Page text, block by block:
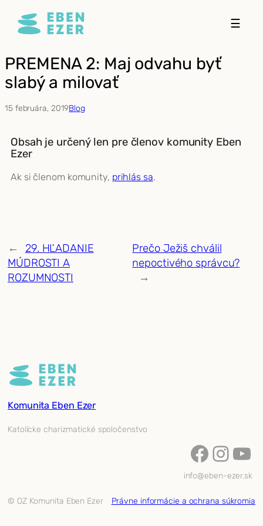
Prejsť
☰
PREMENA 2: Maj odvahu byť
slabý a milovať
15 februára, 2019Blog
Obsah je určený len pre členov komunity Eben
Ezer
Ak si členom komunity, prihlás sa.
←
29. HĽADANIE
MÚDROSTI A
ROZUMNOSTI
Prečo Ježiš chválil
nepoctivého správcu?
→
Komunita Eben Ezer
Katolícke charizmatické spoločenstvo
Facebook InstagramYouTube
info@eben-ezer.sk
© OZ Komunita Eben Ezer Právne informácie a ochrana súkromia